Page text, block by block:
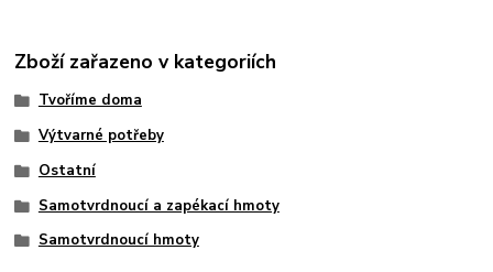
Zboží zařazeno v kategoriích
Tvoříme doma
Výtvarné potřeby
Ostatní
Samotvrdnoucí a zapékací hmoty
Samotvrdnoucí hmoty